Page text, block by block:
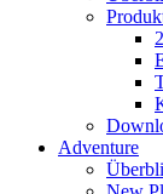
Adventure